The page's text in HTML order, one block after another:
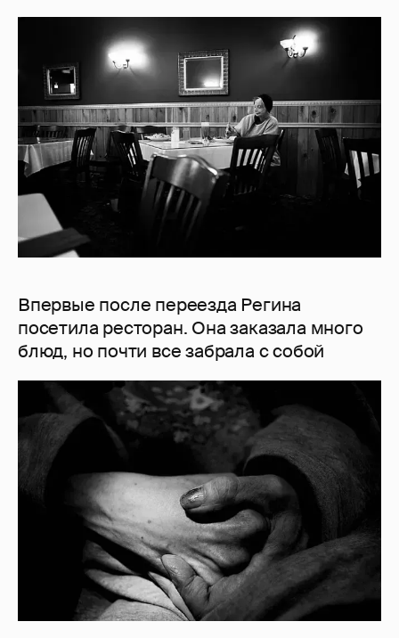
Впервые после переезда Регина
посетила ресторан. Она заказала много
блюд, но почти все забрала с собой